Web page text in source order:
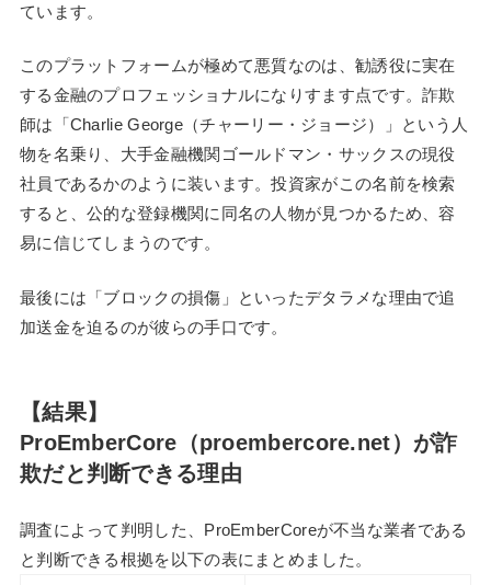
ています。
このプラットフォームが極めて悪質なのは、勧誘役に実在
する金融のプロフェッショナルになりすます点です。詐欺
師は「Charlie George（チャーリー・ジョージ）」という人
物を名乗り、大手金融機関ゴールドマン・サックスの現役
社員であるかのように装います。投資家がこの名前を検索
すると、公的な登録機関に同名の人物が見つかるため、容
易に信じてしまうのです。
最後には「ブロックの損傷」といったデタラメな理由で追
加送金を迫るのが彼らの手口です。
【結果】
ProEmberCore（proembercore.net）が詐
欺だと判断できる理由
調査によって判明した、ProEmberCoreが不当な業者である
と判断できる根拠を以下の表にまとめました。